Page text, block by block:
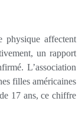
physique affectent
un rapport
L’association
filles américaines
17 ans, ce chiffre